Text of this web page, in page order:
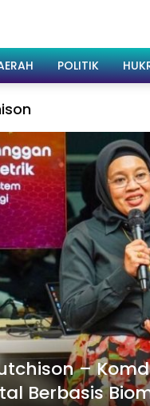
POLITIK
–
Berbasis